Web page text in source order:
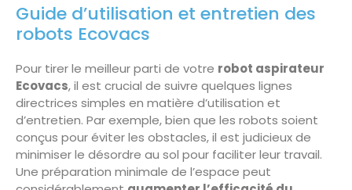
Guide d’utilisation et entretien des
robots Ecovacs
Pour tirer le meilleur parti de votre robot aspirateur
Ecovacs, il est crucial de suivre quelques lignes
directrices simples en matière d’utilisation et
d’entretien. Par exemple, bien que les robots soient
conçus pour éviter les obstacles, il est judicieux de
minimiser le désordre au sol pour faciliter leur travail.
Une préparation minimale de l’espace peut